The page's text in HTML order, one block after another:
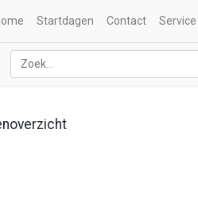
Startdagen Contact Service